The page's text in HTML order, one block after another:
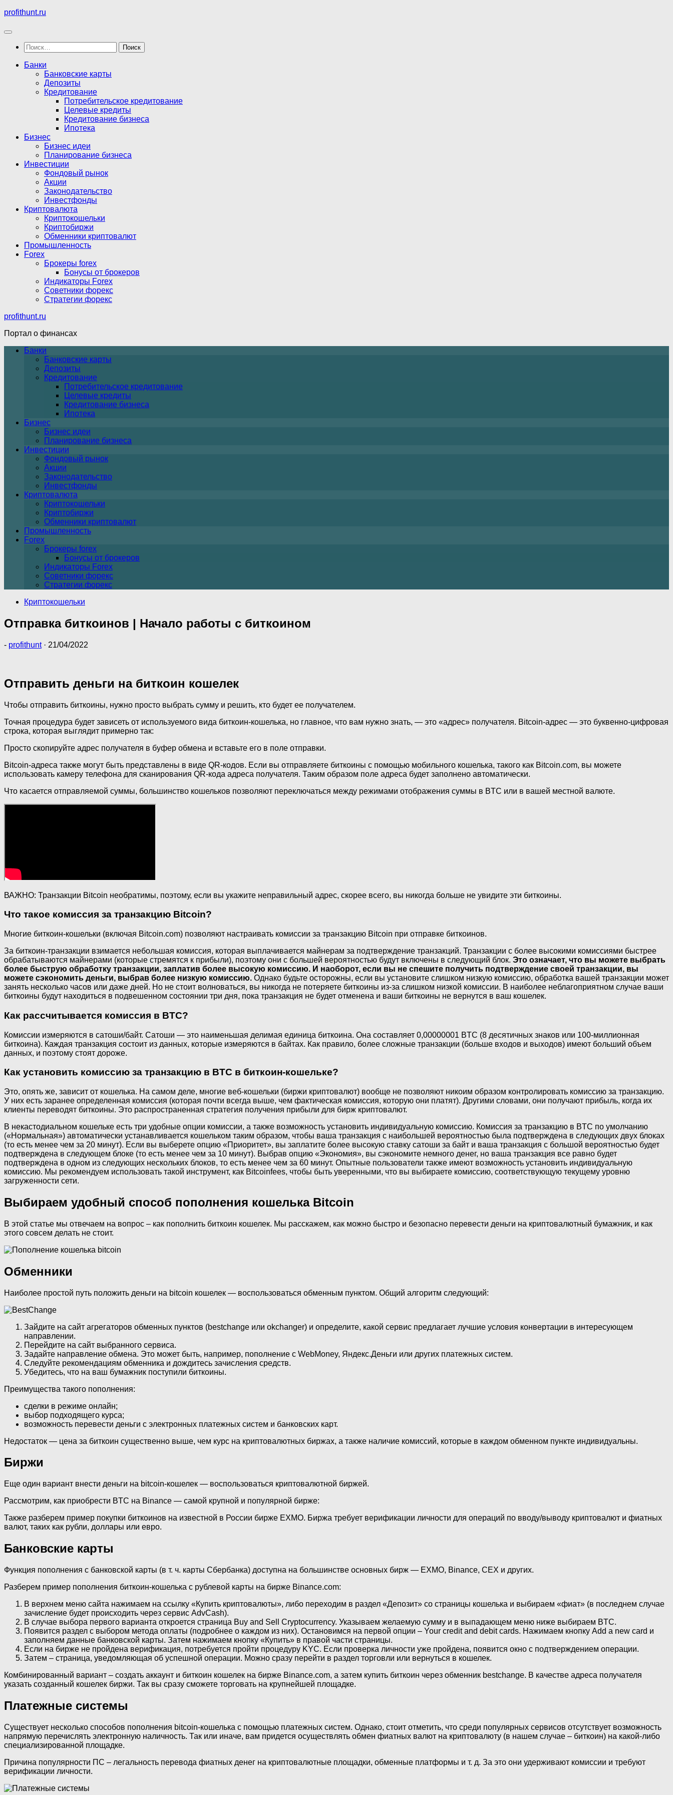
Перейти
содержимому
profithunt.ru
Найти:
Банки
Банковские карты
Депозиты
Кредитование
Потребительское кредитование
Целевые кредиты
Кредитование бизнеса
Ипотека
Бизнес
Бизнес идеи
Планирование бизнеса
Инвестиции
Фондовый рынок
Акции
Законодательство
Инвестфонды
Криптовалюта
Криптокошельки
Криптобиржи
Обменники криптовалют
Промышленность
Forex
Брокеры forex
Бонусы от брокеров
Индикаторы Forex
Советники форекс
Стратегии форекс
profithunt.ru
Портал о финансах
Банки
Банковские карты
Депозиты
Кредитование
Потребительское кредитование
Целевые кредиты
Кредитование бизнеса
Ипотека
Бизнес
Бизнес идеи
Планирование бизнеса
Инвестиции
Фондовый рынок
Акции
Законодательство
Инвестфонды
Криптовалюта
Криптокошельки
Криптобиржи
Обменники криптовалют
Промышленность
Forex
Брокеры forex
Бонусы от брокеров
Индикаторы Forex
Советники форекс
Стратегии форекс
Криптокошельки
Отправка биткоинов | Начало работы с биткоином
- profithunt · 21/04/2022
Отправить деньги на биткоин кошелек
Чтобы отправить биткоины, нужно просто выбрать сумму и решить, кто будет ее получателем.
Точная процедура будет зависеть от используемого вида биткоин-кошелька, но главное, что вам нужно знать, — это «адрес» получателя. Bitcoin-адрес — это буквенно-цифровая
строка, которая выглядит примерно так:
Просто скопируйте адрес получателя в буфер обмена и вставьте его в поле отправки.
Bitcoin-адреса также могут быть представлены в виде QR-кодов. Если вы отправляете биткоины с помощью мобильного кошелька, такого как Bitcoin.com, вы можете
использовать камеру телефона для сканирования QR-кода адреса получателя. Таким образом поле адреса будет заполнено автоматически.
Что касается отправляемой суммы, большинство кошельков позволяют переключаться между режимами отображения суммы в BTC или в вашей местной валюте.
ВАЖНО: Транзакции Bitcoin необратимы, поэтому, если вы укажите неправильный адрес, скорее всего, вы никогда больше не увидите эти биткоины.
Что такое комиссия за транзакцию Bitcoin?
Многие биткоин-кошельки (включая Bitcoin.com) позволяют настраивать комиссии за транзакцию Bitcoin при отправке биткоинов.
За биткоин-транзакции взимается небольшая комиссия, которая выплачивается майнерам за подтверждение транзакций. Транзакции с более высокими комиссиями быстрее
обрабатываются майнерами (которые стремятся к прибыли), поэтому они с большей вероятностью будут включены в следующий блок. Это означает, что вы можете выбрать
более быструю обработку транзакции, заплатив более высокую комиссию. И наоборот, если вы не спешите получить подтверждение своей транзакции, вы
можете сэкономить деньги, выбрав более низкую комиссию. Однако будьте осторожны, если вы установите слишком низкую комиссию, обработка вашей транзакции может
занять несколько часов или даже дней. Но не стоит волноваться, вы никогда не потеряете биткоины из-за слишком низкой комиссии. В наиболее неблагоприятном случае ваши
биткоины будут находиться в подвешенном состоянии три дня, пока транзакция не будет отменена и ваши биткоины не вернутся в ваш кошелек.
Как рассчитывается комиссия в BTC?
Комиссии измеряются в сатоши/байт. Сатоши — это наименьшая делимая единица биткоина. Она составляет 0,00000001 BTC (8 десятичных знаков или 100-миллионная
биткоина). Каждая транзакция состоит из данных, которые измеряются в байтах. Как правило, более сложные транзакции (больше входов и выходов) имеют больший объем
данных, и поэтому стоят дороже.
Как установить комиссию за транзакцию в BTC в биткоин-кошельке?
Это, опять же, зависит от кошелька. На самом деле, многие веб-кошельки (биржи криптовалют) вообще не позволяют никоим образом контролировать комиссию за транзакцию.
У них есть заранее определенная комиссия (которая почти всегда выше, чем фактическая комиссия, которую они платят). Другими словами, они получают прибыль, когда их
клиенты переводят биткоины. Это распространенная стратегия получения прибыли для бирж криптовалют.
В некастодиальном кошельке есть три удобные опции комиссии, а также возможность установить индивидуальную комиссию. Комиссия за транзакцию в BTC по умолчанию
(«Нормальная») автоматически устанавливается кошельком таким образом, чтобы ваша транзакция с наибольшей вероятностью была подтверждена в следующих двух блоках
(то есть менее чем за 20 минут). Если вы выберете опцию «Приоритет», вы заплатите более высокую ставку сатоши за байт и ваша транзакция с большой вероятностью будет
подтверждена в следующем блоке (то есть менее чем за 10 минут). Выбрав опцию «Экономия», вы сэкономите немного денег, но ваша транзакция все равно будет
подтверждена в одном из следующих нескольких блоков, то есть менее чем за 60 минут. Опытные пользователи также имеют возможность установить индивидуальную
комиссию. Мы рекомендуем использовать такой инструмент, как Bitcoinfees, чтобы быть уверенными, что вы выбираете комиссию, соответствующую текущему уровню
загруженности сети.
Выбираем удобный способ пополнения кошелька Bitcoin
В этой статье мы отвечаем на вопрос – как пополнить биткоин кошелек. Мы расскажем, как можно быстро и безопасно перевести деньги на криптовалютный бумажник, и как
этого совсем делать не стоит.
Обменники
Наиболее простой путь положить деньги на bitcoin кошелек — воспользоваться обменным пунктом. Общий алгоритм следующий:
Зайдите на сайт агрегаторов обменных пунктов (bestchange или okchanger) и определите, какой сервис предлагает лучшие условия конвертации в интересующем
направлении.
Перейдите на сайт выбранного сервиса.
Задайте направление обмена. Это может быть, например, пополнение с WebMoney, Яндекс.Деньги или других платежных систем.
Следуйте рекомендациям обменника и дождитесь зачисления средств.
Убедитесь, что на ваш бумажник поступили биткоины.
Преимущества такого пополнения:
сделки в режиме онлайн;
выбор подходящего курса;
возможность перевести деньги с электронных платежных систем и банковских карт.
Недостаток — цена за биткоин существенно выше, чем курс на криптовалютных биржах, а также наличие комиссий, которые в каждом обменном пункте индивидуальны.
Биржи
Еще один вариант внести деньги на bitcoin-кошелек — воспользоваться криптовалютной биржей.
Рассмотрим, как приобрести BTC на Binance — самой крупной и популярной бирже:
Также разберем пример покупки биткоинов на известной в России бирже EXMO. Биржа требует верификации личности для операций по вводу/выводу криптовалют и фиатных
валют, таких как рубли, доллары или евро.
Банковские карты
Функция пополнения с банковской карты (в т. ч. карты Сбербанка) доступна на большинстве основных бирж — EXMO, Binance, CEX и других.
Разберем пример пополнения биткоин-кошелька с рублевой карты на бирже Binance.com:
В верхнем меню сайта нажимаем на ссылку «Купить криптовалюты», либо переходим в раздел «Депозит» со страницы кошелька и выбираем «фиат» (в последнем случае
зачисление будет происходить через сервис AdvCash).
В случае выбора первого варианта откроется страница Buy and Sell Cryptocurrency. Указываем желаемую сумму и в выпадающем меню ниже выбираем BTC.
Появится раздел с выбором метода оплаты (подробнее о каждом из них). Остановимся на первой опции – Your credit and debit cards. Нажимаем кнопку Add a new card и
заполняем данные банковской карты. Затем нажимаем кнопку «Купить» в правой части страницы.
Если на бирже не пройдена верификация, потребуется пройти процедуру KYC. Если проверка личности уже пройдена, появится окно с подтверждением операции.
Затем – страница, уведомляющая об успешной операции. Можно сразу перейти в раздел торговли или вернуться в кошелек.
Комбинированный вариант – создать аккаунт и биткоин кошелек на бирже Binance.com, а затем купить биткоин через обменник bestchange. В качестве адреса получателя
указать созданный кошелек биржи. Так вы сразу сможете торговать на крупнейшей площадке.
Платежные системы
Существует несколько способов пополнения bitcoin-кошелька с помощью платежных систем. Однако, стоит отметить, что среди популярных сервисов отсутствует возможность
напрямую перечислять электронную наличность. Так или иначе, вам придется осуществлять обмен фиатных валют на криптовалюту (в нашем случае – биткоин) на какой-либо
специализированной площадке.
Причина популярности ПС – легальность перевода фиатных денег на криптовалютные площадки, обменные платформы и т. д. За это они удерживают комиссии и требуют
верификации личности.